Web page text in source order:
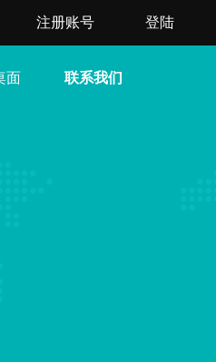
注册账号 登陆
面 联系我们